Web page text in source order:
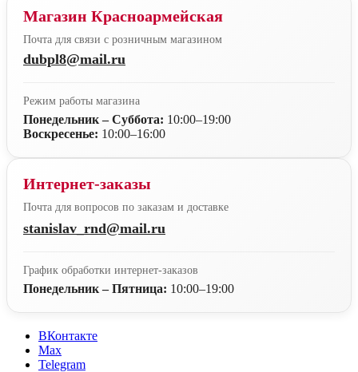
Магазин Красноармейская
Почта для связи с розничным магазином
dubpl8@mail.ru
Режим работы магазина
Понедельник – Суббота: 10:00–19:00
Воскресенье: 10:00–16:00
Интернет-заказы
Почта для вопросов по заказам и доставке
stanislav_rnd@mail.ru
График обработки интернет-заказов
Понедельник – Пятница: 10:00–19:00
ВКонтакте
Max
Telegram